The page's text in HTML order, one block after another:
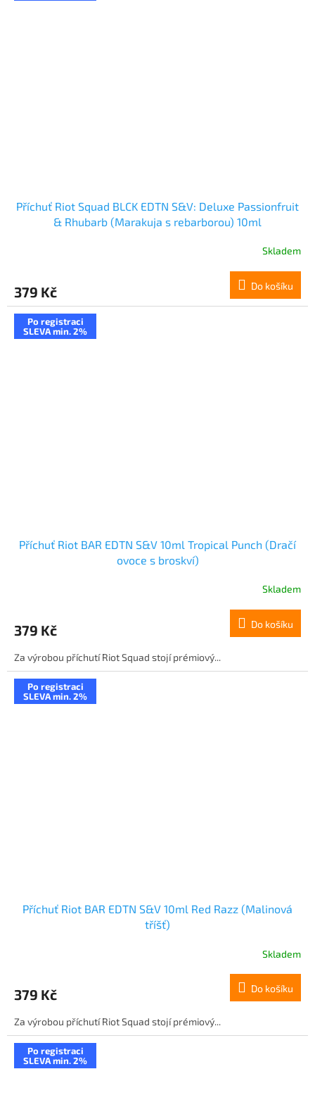
Příchuť Riot Squad BLCK EDTN S&V: Deluxe Passionfruit
& Rhubarb (Marakuja s rebarborou) 10ml
Skladem
379 Kč Do košíku
Po registraci
SLEVA min. 2%
Příchuť Riot BAR EDTN S&V 10ml Tropical Punch (Dračí
ovoce s broskví)
Skladem
379 Kč Do košíku
Za výrobou příchutí Riot Squad stojí prémiový...
Po registraci
SLEVA min. 2%
Příchuť Riot BAR EDTN S&V 10ml Red Razz (Malinová
tříšť)
Skladem
379 Kč Do košíku
Za výrobou příchutí Riot Squad stojí prémiový...
Po registraci
SLEVA min. 2%